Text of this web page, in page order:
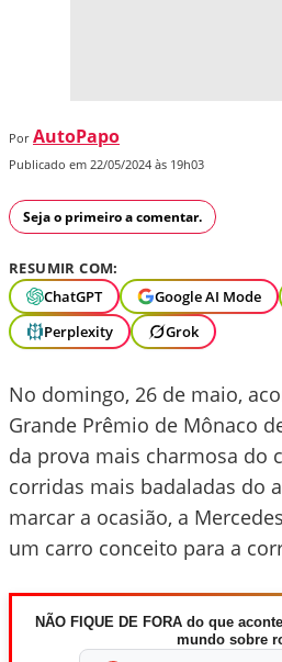
Por AutoPapo
Publicado em 22/05/2024 às 19h03
Seja o primeiro a comentar.
RESUMIR COM:
ChatGPT
Google AI Mode
Perplexity
Grok
No domingo, 26 de maio,
Grande Prêmio de Mônaco
da prova mais charmosa do
corridas mais badaladas do
marcar a ocasião, a
um carro conceito para a
NÃO FIQUE DE FORA do que
mundo sobre